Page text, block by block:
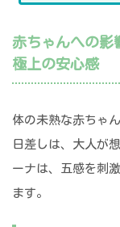
赤ちゃんへの影
極上の安心感
体の未熟な赤ちゃ
日差しは、大人が
ーナは、五感を刺
ます。